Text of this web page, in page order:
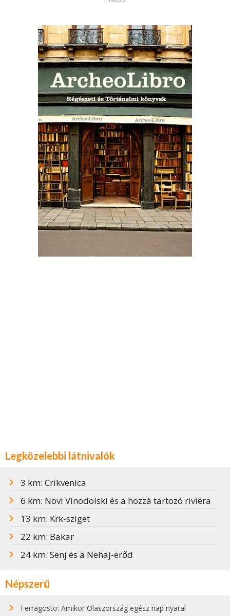
Legközelebbi látnivalók
3 km: Crikvenica
6 km: Novi Vinodolski és a hozzá tartozó riviéra
13 km: Krk-sziget
22 km: Bakar
24 km: Senj és a Nehaj-erőd
Népszerű
Ferragosto: Amikor Olaszország egész nap nyaral